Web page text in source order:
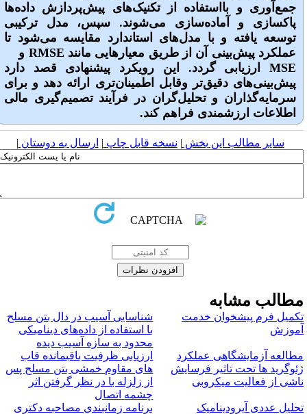
جمع‌آوری و بااستفاده از تکنیک‌های پیش‌پردازش داده‌ها
پاکسازی و آماده‌سازی می‌شوند. سپس، مدل ترکیبی
توسعه یافته و با مدل‌های استاندارد مقایسه می‌شود تا
عملکرد پیش‌بینی آن از طریق معیارهایی مانند RMSE و
MSE ارزیابی گردد. این رویکرد پیشنهادی قصد دارد
پیش‌بینی‌های دقیق‌تر وقابل اطمینان‌تری ارائه دهد و برای
سرمایه‌گذاران و تحلیل‌گران در فرآیند تصمیم‌گیری مالی
اطلاعات ارزشمندی فراهم کند.
سایر مطالب این بخش | نسخه قابل چاپ| ارسال به دوستان|
مشابه
فرم پیشخوان خدمت
شناسایی آسیب در دال بتن مسلح
با استفاده از داده‌های دینامیکی
محدود به سازه آسیب دیده
آزمایشگاهی عملکرد
ها تحت تاثیر فرسایش
از فعالیت میکروبی
ارزیابی ظرفیت باقیمانده قاب
های مقاوم خمشی بتن مسلح پس
از زلزله با در نظر گرفتن اثر
چشمه اتصال
عددی آیرودینامیک
برنامه زمانبندی مصاحبه دکتری